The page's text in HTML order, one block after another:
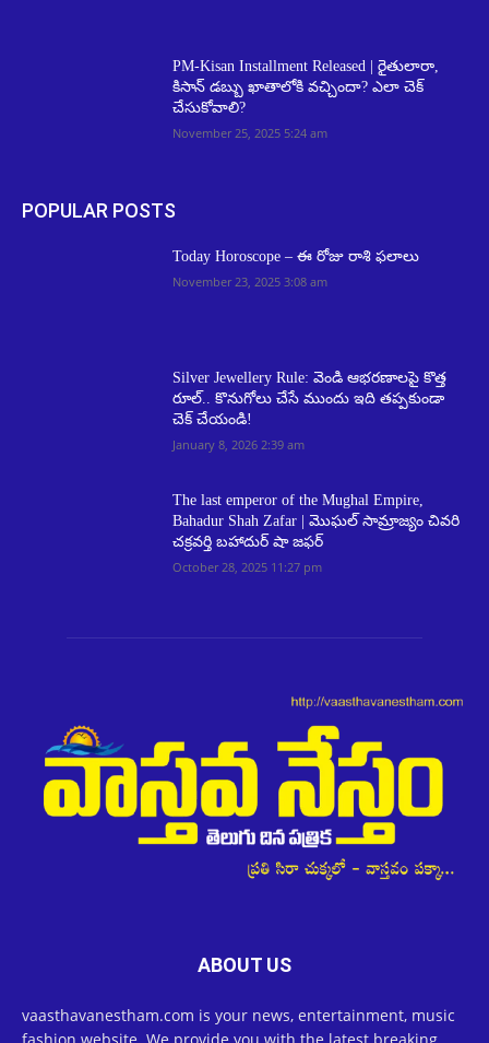
PM-Kisan Installment Released | రైతులారా,
కిసాన్ డబ్బు ఖాతాలోకి వచ్చిందా? ఎలా చెక్
చేసుకోవాలి?
November 25, 2025 5:24 am
POPULAR POSTS
Today Horoscope – ఈ రోజు రాశి ఫలాలు
November 23, 2025 3:08 am
Silver Jewellery Rule: వెండి ఆభరణాలపై కొత్త
రూల్.. కొనుగోలు చేసే ముందు ఇది తప్పకుండా
చెక్ చేయండి!
January 8, 2026 2:39 am
The last emperor of the Mughal Empire,
Bahadur Shah Zafar | మొఘల్ సామ్రాజ్యం చివరి
చక్రవర్తి బహాదుర్ షా జఫర్
October 28, 2025 11:27 pm
ABOUT US
vaasthavanestham.com is your news, entertainment, music